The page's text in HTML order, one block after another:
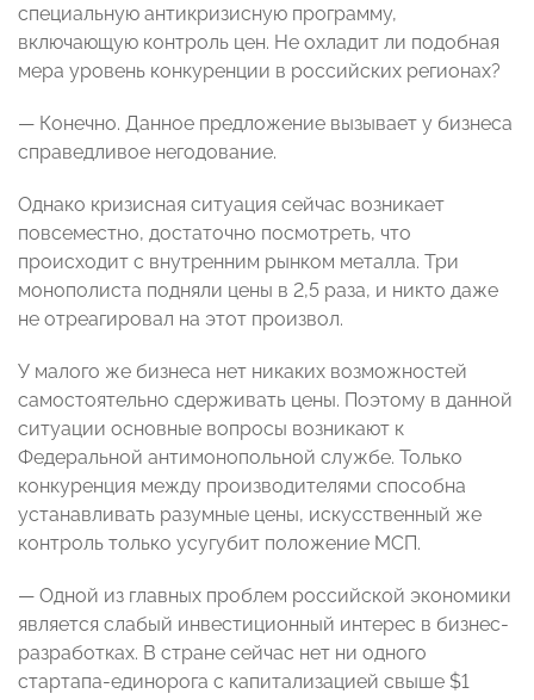
специальную антикризисную программу,
включающую контроль цен. Не охладит ли подобная
мера уровень конкуренции в российских регионах?
— Конечно. Данное предложение вызывает у бизнеса
справедливое негодование.
Однако кризисная ситуация сейчас возникает
повсеместно, достаточно посмотреть, что
происходит с внутренним рынком металла. Три
монополиста подняли цены в 2,5 раза, и никто даже
не отреагировал на этот произвол.
У малого же бизнеса нет никаких возможностей
самостоятельно сдерживать цены. Поэтому в данной
ситуации основные вопросы возникают к
Федеральной антимонопольной службе. Только
конкуренция между производителями способна
устанавливать разумные цены, искусственный же
контроль только усугубит положение МСП.
— Одной из главных проблем российской экономики
является слабый инвестиционный интерес в бизнес-
разработках. В стране сейчас нет ни одного
стартапа-единорога с капитализацией свыше $1